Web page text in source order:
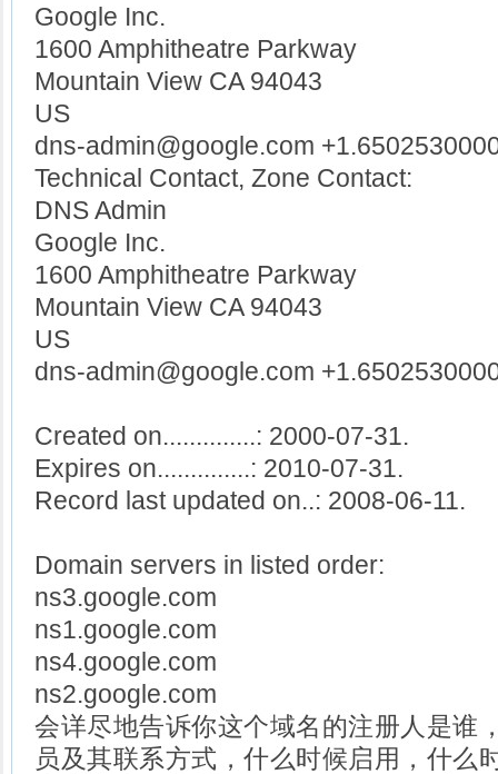
Google Inc.
1600 Amphitheatre Parkway
Mountain View CA 94043
US
dns-admin@google.com
Technical Contact, Zone Contact:
DNS Admin
Google Inc.
1600 Amphitheatre Parkway
Mountain View CA 94043
US
dns-admin@google.com
Created on..............: 2000-07-31.
Expires on..............: 2010-07-31.
Record last updated on..: 2008-06-11.
Domain servers in listed order:
ns3.google.com
ns1.google.com
ns4.google.com
ns2.google.com
会详尽地告诉你这个域名的注册人是谁
员及其联系方式，什么时候启用，什么